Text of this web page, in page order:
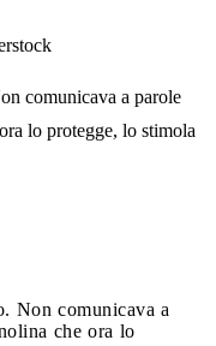
comunicava a parole
lo protegge, lo stimola
Non comunicava a
che ora lo